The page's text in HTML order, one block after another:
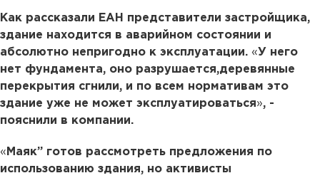
Как рассказали ЕАН представители застройщика,
здание находится в аварийном состоянии и
абсолютно непригодно к эксплуатации. «У него
нет фундамента, оно разрушается,деревянные
перекрытия сгнили, и по всем нормативам это
здание уже не может эксплуатироваться», -
пояснили в компании.
« Маяк” готов рассмотреть предложения по
использованию здания, но активисты